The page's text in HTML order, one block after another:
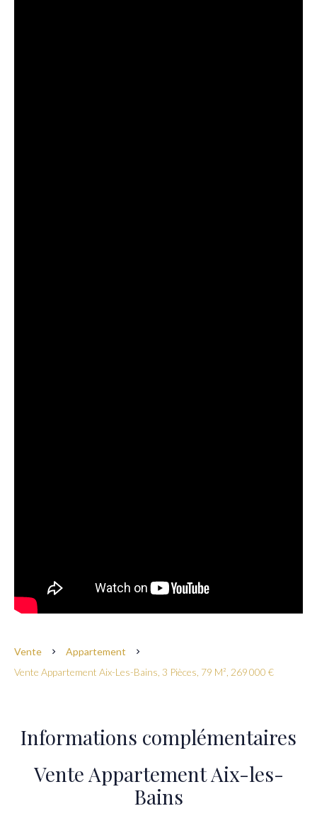
Vente
Appartement
Vente Appartement Aix-Les-Bains, 3 Pièces, 79 M², 269 000 €
Informations complémentaires
Vente Appartement Aix-les-
Bains